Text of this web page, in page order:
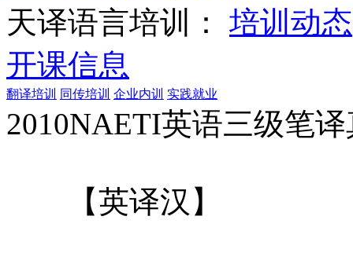
天译语言培训： 培训动态
开课信息
翻译培训 同传培训 企业内训 实践就业
2010NAETI英语三级笔
【英译汉】